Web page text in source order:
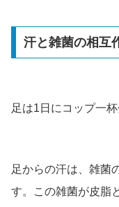
汗と雑菌の相互
足は1日にコップ一
足からの汗は、雑菌
す。この雑菌が皮脂